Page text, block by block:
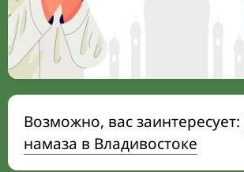
Возможно, вас заинтересует:
намаза в Владивостоке